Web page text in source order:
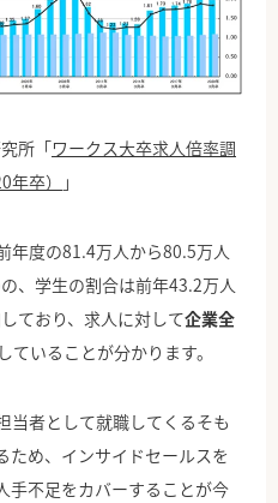
所「ワークス大卒求人倍率調
年卒）
」
年度の81.4万人から80.5万人
、学生の割合は前年43.2万人
ており、求人に対して企業全
していることが分かります。
当者として就職してくるそも
ため、インサイドセールスを
手不足をカバーすることが今